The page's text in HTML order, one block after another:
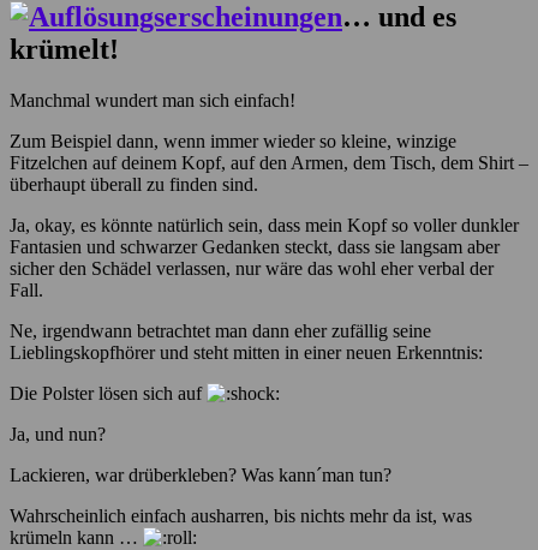
… und es
krümelt!
Manchmal wundert man sich einfach!
Zum Beispiel dann, wenn immer wieder so kleine, winzige
Fitzelchen auf deinem Kopf, auf den Armen, dem Tisch, dem Shirt –
überhaupt überall zu finden sind.
Ja, okay, es könnte natürlich sein, dass mein Kopf so voller dunkler
Fantasien und schwarzer Gedanken steckt, dass sie langsam aber
sicher den Schädel verlassen, nur wäre das wohl eher verbal der
Fall.
Ne, irgendwann betrachtet man dann eher zufällig seine
Lieblingskopfhörer und steht mitten in einer neuen Erkenntnis:
Die Polster lösen sich auf
Ja, und nun?
Lackieren, war drüberkleben? Was kann´man tun?
Wahrscheinlich einfach ausharren, bis nichts mehr da ist, was
krümeln kann …